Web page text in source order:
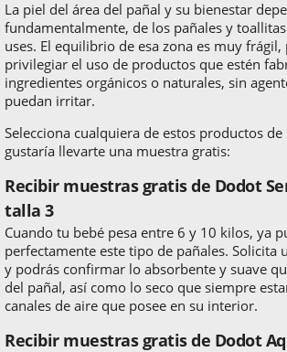
La piel del área del pañal y su bienestar
fundamentalmente, de los pañales y
uses. El equilibrio de esa zona es muy
privilegiar el uso de productos que estén
ingredientes orgánicos o naturales, sin
puedan irritar.
Selecciona cualquiera de estos productos
gustaría llevarte una muestra gratis:
Recibir muestras gratis de Dodot
talla 3
Cuando tu bebé pesa entre 6 y 10 kilos, ya
perfectamente este tipo de pañales. Solicita
y podrás confirmar lo absorbente y suave
del pañal, así como lo seco que siempre
canales de aire que posee en su interior.
Recibir muestras gratis de Dodot